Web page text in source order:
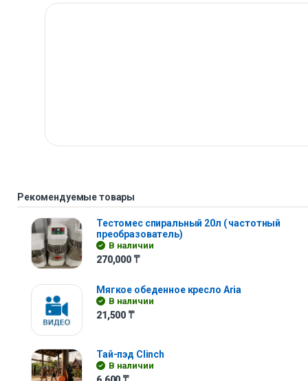
Рекомендуемые товары
Тестомес спиральный 20л ( частотный
преобразователь)
В наличии
270,000 ₸
Мягкое обеденное кресло Aria
В наличии
21,500 ₸
Тай-пэд Clinch
В наличии